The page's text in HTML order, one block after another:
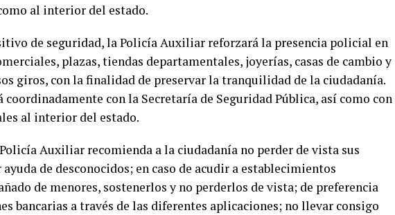
al interior del estado.
de seguridad, la Policía Auxiliar reforzará la presencia policial en
plazas, tiendas departamentales, joyerías, casas de cambio y
giros, con la finalidad de preservar la tranquilidad de la ciudadanía.
con la Secretaría de Seguridad Pública, así como con
al interior del estado.
Auxiliar recomienda a la ciudadanía no perder de vista sus
de desconocidos; en caso de acudir a establecimientos
de menores, sostenerlos y no perderlos de vista; de preferencia
bancarias a través de las diferentes aplicaciones; no llevar consigo